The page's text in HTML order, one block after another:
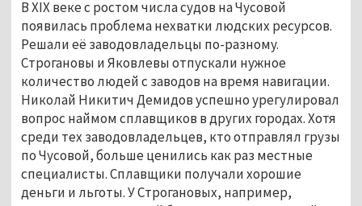
В XIX веке с ростом числа судов на Чусовой
появилась проблема нехватки людских ресурсов.
Решали её заводовладельцы по-разному.
Строгановы и Яковлевы отпускали нужное
количество людей с заводов на время навигации.
Николай Никитич Демидов успешно урегулировал
вопрос наймом сплавщиков в других городах. Хотя
среди тех заводовладельцев, кто отправлял грузы
по Чусовой, больше ценились как раз местные
специалисты. Сплавщики получали хорошие
деньги и льготы. У Строгановых, например,